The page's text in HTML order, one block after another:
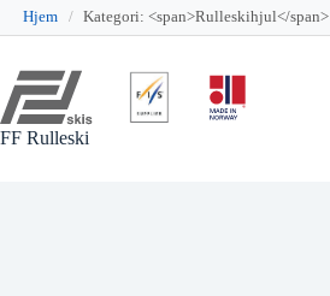
Hjem / Kategori: <span>Rulleskihjul</span>
innholdet
FF Rulleski